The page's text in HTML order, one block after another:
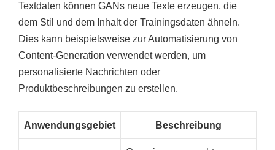
Textdaten können GANs neue Texte erzeugen, die
dem Stil und dem Inhalt der Trainingsdaten ähneln.
Dies kann beispielsweise zur Automatisierung von
Content-Generation verwendet werden, um
personalisierte Nachrichten oder
Produktbeschreibungen zu erstellen.
Anwendungsgebiet Beschreibung